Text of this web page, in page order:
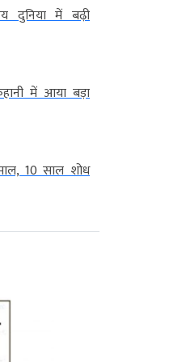
दुनिया में बढ़ी
में आया बड़ा
10 साल शोध